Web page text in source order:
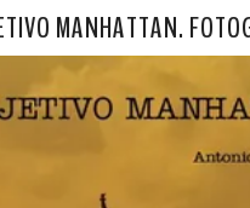
MANHATTAN.